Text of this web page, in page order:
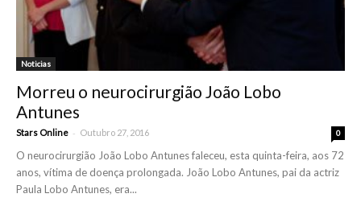
Noticias
Morreu o neurocirurgião João Lobo
Antunes
Stars Online - Outubro 27, 2016 0
O neurocirurgião João Lobo Antunes faleceu, esta quinta-feira, aos 72
anos, vítima de doença prolongada. João Lobo Antunes, pai da actriz
Paula Lobo Antunes, era...